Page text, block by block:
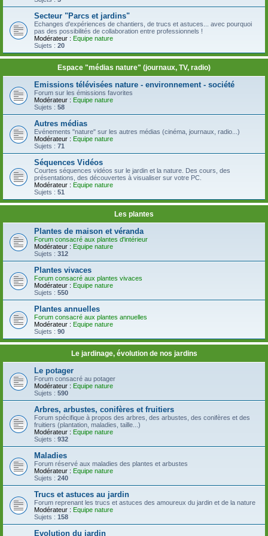
Secteur "Parcs et jardins"
Echanges d'expériences de chantiers, de trucs et astuces... avec pourquoi
pas des possibilités de collaboration entre professionnels !
Modérateur : Equipe nature
Sujets : 20
Espace "médias nature" (journaux, TV, radio)
Emissions télévisées nature - environnement - société
Forum sur les émissions favorites
Modérateur : Equipe nature
Sujets : 58
Autres médias
Evénements "nature" sur les autres médias (cinéma, journaux, radio...)
Modérateur : Equipe nature
Sujets : 71
Séquences Vidéos
Courtes séquences vidéos sur le jardin et la nature. Des cours, des
présentations, des découvertes à visualiser sur votre PC.
Modérateur : Equipe nature
Sujets : 51
Les plantes
Plantes de maison et véranda
Forum consacré aux plantes d'intérieur
Modérateur : Equipe nature
Sujets : 312
Plantes vivaces
Forum consacré aux plantes vivaces
Modérateur : Equipe nature
Sujets : 550
Plantes annuelles
Forum consacré aux plantes annuelles
Modérateur : Equipe nature
Sujets : 90
Le jardinage, évolution de nos jardins
Le potager
Forum consacré au potager
Modérateur : Equipe nature
Sujets : 590
Arbres, arbustes, conifères et fruitiers
Forum spécifique à propos des arbres, des arbustes, des conifères et des
fruitiers (plantation, maladies, taille...)
Modérateur : Equipe nature
Sujets : 932
Maladies
Forum réservé aux maladies des plantes et arbustes
Modérateur : Equipe nature
Sujets : 240
Trucs et astuces au jardin
Forum reprenant les trucs et astuces des amoureux du jardin et de la nature
Modérateur : Equipe nature
Sujets : 158
Evolution du jardin